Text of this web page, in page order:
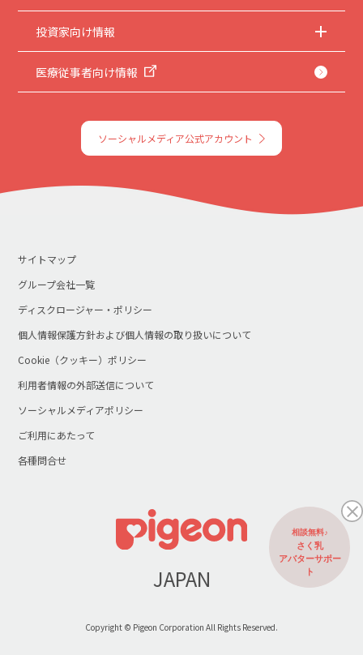
投資家向け情報
医療従事者向け情報
ソーシャルメディア公式アカウント
サイトマップ
グループ会社一覧
ディスクロージャー・ポリシー
個人情報保護方針および個人情報の取り扱いについて
Cookie（クッキー）ポリシー
利用者情報の外部送信について
ソーシャルメディアポリシー
ご利用にあたって
各種問合せ
JAPAN
Copyright © Pigeon Corporation All Rights Reserved.
相談無料♪
さく乳
アバターサポー
ト